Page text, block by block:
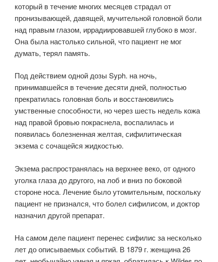
который в течение многих месяцев страдал от
пронизывающей, давящей, мучительной головной боли
над правым глазом, иррадиировавшей глубоко в мозг.
Она была настолько сильной, что пациент не мог
думать, терял память.
Под действием одной дозы Syph. на ночь,
принимавшейся в течение десяти дней, полностью
прекратилась головная боль и восстановились
умственные способности, но через шесть недель кожа
над правой бровью покраснела, воспалилась и
появилась болезненная желтая, сифилитическая
экзема с сочащейся жидкостью.
Экзема распространялась на верхнее веко, от одного
уголка глаза до другого, на лоб и вниз по боковой
стороне носа. Лечение было утомительным, поскольку
пациент не признался, что болел сифилисом, и доктор
назначил другой препарат.
На самом деле пациент перенес сифилис за несколько
лет до описываемых событий. В 1879 г. женщина 26